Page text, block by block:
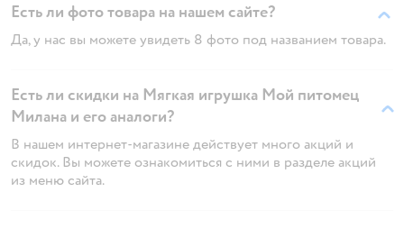
Есть ли фото товара на нашем сайте?
Да, у нас вы можете увидеть 8 фото под названием товара.
Есть ли скидки на Мягкая игрушка Мой питомец
Милана и его аналоги?
В нашем интернет-магазине действует много акций и
скидок. Вы можете ознакомиться с ними в разделе акций
из меню сайта.